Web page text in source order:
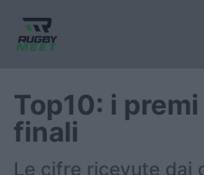
Top10: i
finali
Le cifre ricevute dai